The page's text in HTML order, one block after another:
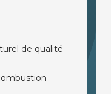
de qualité